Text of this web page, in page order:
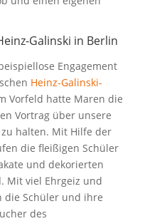
Galinski in Berlin
Engagement
Heinz-Galinski-
Vorfeld hatte Maren die
Vortrag über unsere
halten. Mit Hilfe der
die fleißigen Schüler
und dekorierten
Mit viel Ehrgeiz und
die Schüler und ihre
des